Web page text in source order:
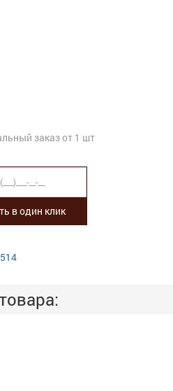
заказ от 1 шт
в один клик